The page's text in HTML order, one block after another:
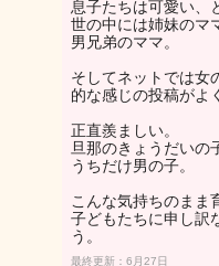
息子たちは可愛い、
世の中には姉妹のマ
男兄弟のママ。
そしてネットでは女
的な感じの投稿がよ
正直羨ましい。
旦那のきょうだいの
うちだけ男の子。
こんな気持ちのまま
子どもたちに申し訳
う。
最終更新：6月27日